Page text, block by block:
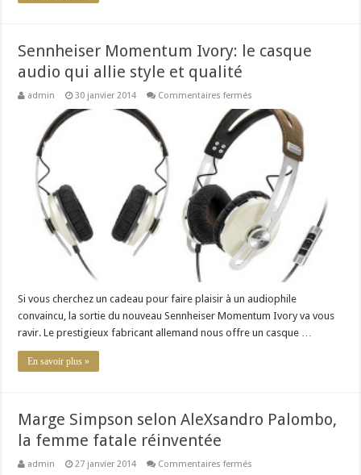
Sennheiser Momentum Ivory: le casque
audio qui allie style et qualité
admin 30 janvier 2014 Commentaires fermés
Momentum
Ivory:
allie
style
et
qualité
Si vous cherchez un cadeau pour faire plaisir à un audiophile
convaincu, la sortie du nouveau Sennheiser Momentum Ivory va vous
ravir. Le prestigieux fabricant allemand nous offre un casque …
En savoir plus »
Marge Simpson selon AleXsandro Palombo,
la femme fatale réinventée
admin 27 janvier 2014 Commentaires fermés